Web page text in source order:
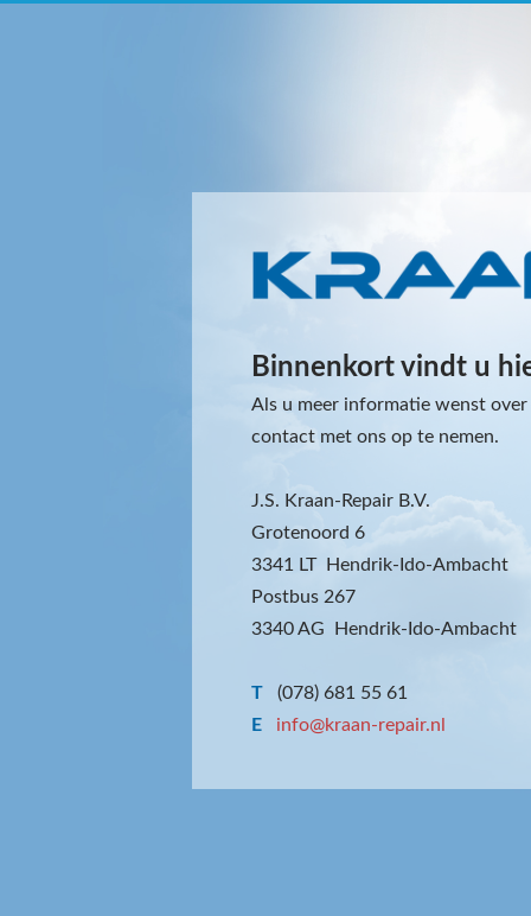
Binnenkort vindt u
Als u meer informatie wenst
contact met ons op te nemen.
J.S. Kraan-Repair B.V.
Grotenoord 6
3341 LT Hendrik-Ido-Ambacht
Postbus 267
3340 AG Hendrik-Ido-Ambacht
T
(078) 681 55 61
E
info@kraan-repair.nl